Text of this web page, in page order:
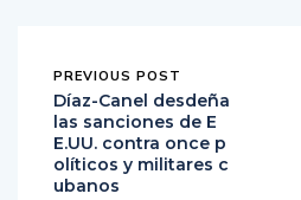
PREVIOUS POST
Díaz-Canel desdeña
las sanciones de E
E.UU. contra once p
olíticos y militares c
ubanos